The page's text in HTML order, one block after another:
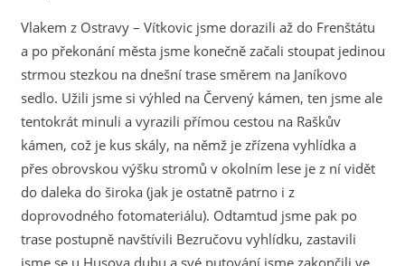
Vlakem z Ostravy – Vítkovic jsme dorazili až do Frenštátu
a po překonání města jsme konečně začali stoupat jedinou
strmou stezkou na dnešní trase směrem na Janíkovo
sedlo. Užili jsme si výhled na Červený kámen, ten jsme ale
tentokrát minuli a vyrazili přímou cestou na Raškův
kámen, což je kus skály, na němž je zřízena vyhlídka a
přes obrovskou výšku stromů v okolním lese je z ní vidět
do daleka do široka (jak je ostatně patrno i z
doprovodného fotomateriálu). Odtamtud jsme pak po
trase postupně navštívili Bezručovu vyhlídku, zastavili
jsme se u Husova dubu a své putování jsme zakončili ve